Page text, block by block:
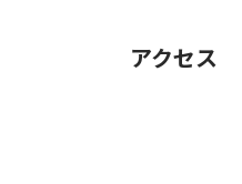
アクセス